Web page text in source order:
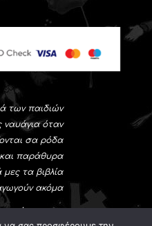
των παιδιών
ναυάγια όταν
σα ρόδα
παράθυρα
τα βιβλία
ακόμα